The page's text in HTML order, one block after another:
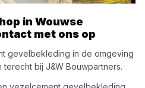
in Wouwse
met ons op
gevelbekleding in de omgeving
terecht bij J&W Bouwpartners.